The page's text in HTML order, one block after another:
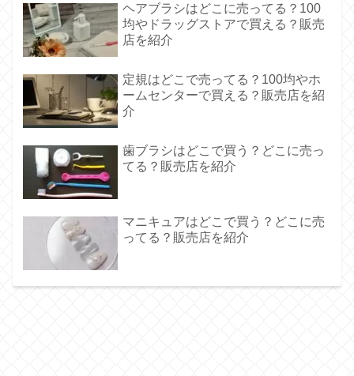
ヘアブラシはどこに売ってる？100
均やドラッグストアで買える？販売
店を紹介
定規はどこで売ってる？100均やホ
ームセンターで買える？販売店を紹
介
歯ブラシはどこで買う？どこに売っ
てる？販売店を紹介
マニキュアはどこで買う？どこに売
ってる？販売店を紹介